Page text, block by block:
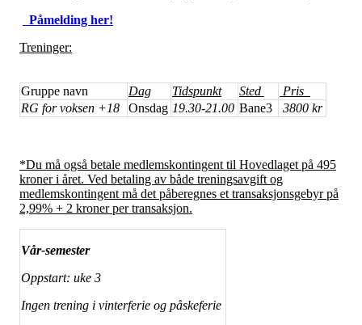
Påmelding her!
Treninger:
Gruppe navn Dag Tidspunkt Sted
Pris
RG for voksen +18
Onsdag 19.30-21.00 Bane3 3800 kr
*Du må også betale medlemskontingent til Hovedlaget på 495
kroner i året. Ved betaling av både treningsavgift og
medlemskontingent må det påberegnes et transaksjonsgebyr på
2,99% + 2 kroner per transaksjon.
Vår-semester
Oppstart: uke 3
Ingen trening i vinterferie og påskeferie